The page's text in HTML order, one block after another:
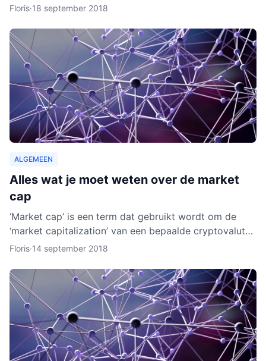
Floris·18 september 2018
ALGEMEEN
Alles wat je moet weten over de market
cap
‘Market cap’ is een term dat gebruikt wordt om de
‘market capitalization’ van een bepaalde cryptovaluta
uit te drukken. Aan de hand van berekeningen van de
Floris·14 september 2018